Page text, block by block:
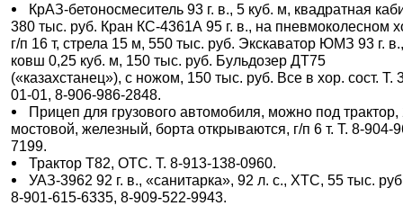
КрАЗ-бетоносмеситель 93 г. в., 5 куб. м, квадратная
380 тыс. руб. Кран КС-4361А 95 г. в., на пневмоколесном
г/п 16 т, стрела 15 м, 550 тыс. руб. Экскаватор ЮМЗ 93 г.
ковш 0,25 куб. м, 150 тыс. руб. Бульдозер ДТ75
(«казахстанец»), с ножом, 150 тыс. руб. Все в хор. сост. Т.
01-01, 8-906-986-2848.
Прицеп для грузового автомобиля, можно под трактор,
мостовой, железный, борта открываются, г/п 6 т. Т. 8-904-
7199.
Трактор Т82, ОТС. Т. 8-913-138-0960.
УАЗ-3962 92 г. в., «санитарка», 92 л. с., ХТС, 55 тыс.
8-901-615-6335, 8-909-522-9943.